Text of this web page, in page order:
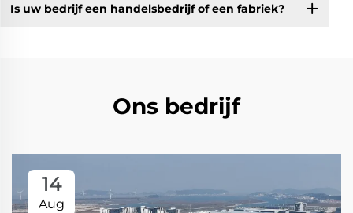
Is uw bedrijf een handelsbedrijf of een fabriek?
Ons bedrijf
14
Aug